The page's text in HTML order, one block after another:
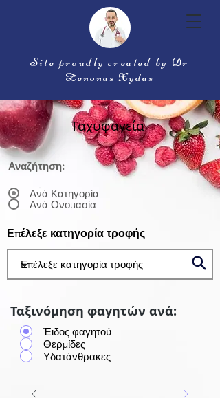
Site proudly created by Dr
Zenonas Xydas
Ταχυφαγεία
Αναζήτηση:
Ανά Κατηγορία
Ανά Ονομασία
Επέλεξε κατηγορία τροφής
Ταξινόμηση φαγητών ανά:
Έιδος φαγητού
Θερμίδες
Υδατάνθρακες